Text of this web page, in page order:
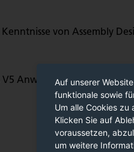
von Assembly
V5 AnwenderAuf unserer
funktionale sowie
Um alle Cookies
Klicken Sie auf
voraussetzen,
um weitere